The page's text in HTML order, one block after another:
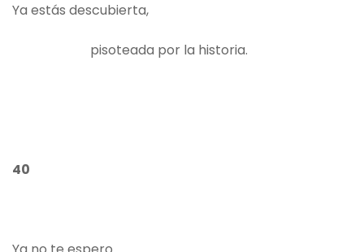
Ya estás descubierta,
pisoteada por la historia.
40